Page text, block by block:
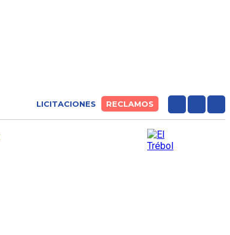
LICITACIONES RECLAMOS